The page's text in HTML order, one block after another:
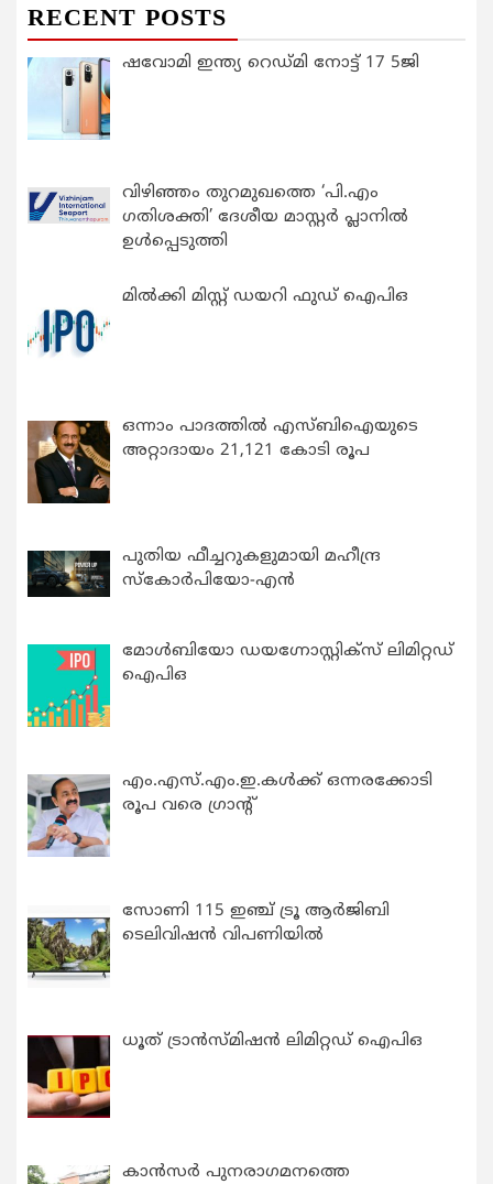
RECENT POSTS
ഷവോമി ഇന്ത്യ റെഡ്മി നോട്ട് 17 5ജി
വിഴിഞ്ഞം തുറമുഖത്തെ ‘പി.എം
ഗതിശക്തി’ ദേശീയ മാസ്റ്റർ പ്ലാനിൽ
ഉൾപ്പെടുത്തി
മിൽക്കി മിസ്റ്റ് ഡയറി ഫുഡ് ഐപിഒ
ഒന്നാം പാദത്തിൽ എസ്ബിഐയുടെ
അറ്റാദായം 21,121 കോടി രൂപ
പുതിയ ഫീച്ചറുകളുമായി മഹീന്ദ്ര
സ്കോർപിയോ-എൻ
മോൾബിയോ ഡയഗ്നോസ്റ്റിക്സ് ലിമിറ്റഡ്
ഐപിഒ
എം.എസ്.എം.ഇ.കൾക്ക് ഒന്നരക്കോടി
രൂപ വരെ ഗ്രാന്റ്
സോണി 115 ഇഞ്ച് ട്രൂ ആർജിബി
ടെലിവിഷൻ വിപണിയിൽ
ധൂത് ട്രാൻസ്മിഷൻ ലിമിറ്റഡ് ഐപിഒ
കാന്‍സര്‍ പുനരാഗമനത്തെ